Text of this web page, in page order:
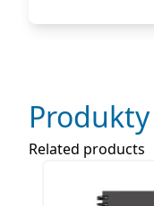
Related products